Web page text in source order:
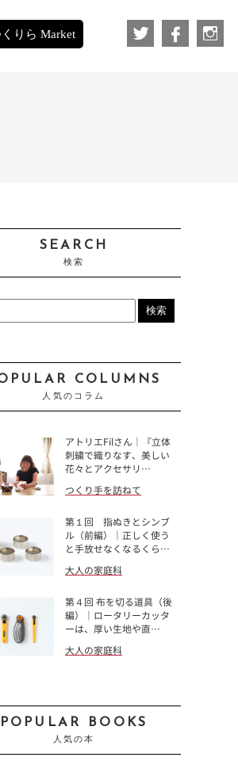
りら Market
SEARCH
検索
COLUMNS
人気のコラム
アトリエFilさん｜『立体
刺繍で織りなす、美しい
花々とアクセサリ…
つくり手を訪ねて
第１回 指ぬきとシンブ
ル（前編）｜正しく使う
と手放せなくなるくら…
大人の家庭科
第４回 布を切る道具（後
編）｜ロータリーカッタ
ーは、厚い生地や直…
大人の家庭科
POPULAR BOOKS
人気の本